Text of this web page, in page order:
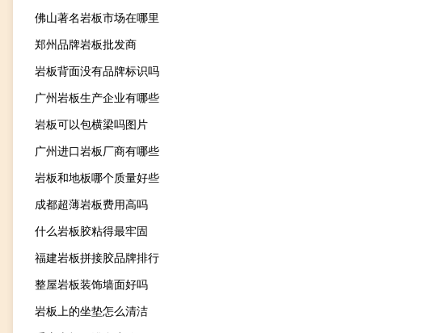
佛山著名岩板市场在哪里
郑州品牌岩板批发商
岩板背面没有品牌标识吗
广州岩板生产企业有哪些
岩板可以包横梁吗图片
广州进口岩板厂商有哪些
岩板和地板哪个质量好些
成都超薄岩板费用高吗
什么岩板胶粘得最牢固
福建岩板拼接胶品牌排行
整屋岩板装饰墙面好吗
岩板上的坐垫怎么清洁